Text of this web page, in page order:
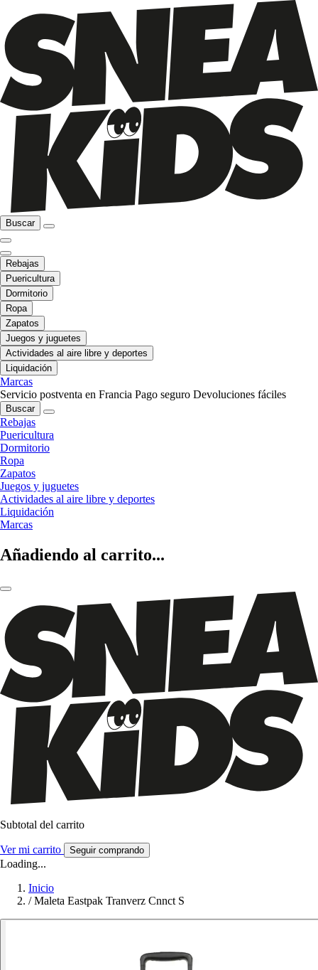
Buscar
Rebajas
Puericultura
Dormitorio
Ropa
Zapatos
Juegos y juguetes
Actividades al aire libre y deportes
Liquidación
Marcas
Servicio postventa en Francia Pago seguro Devoluciones fáciles
Buscar
Rebajas
Puericultura
Dormitorio
Ropa
Zapatos
Juegos y juguetes
Actividades al aire libre y deportes
Liquidación
Marcas
Añadiendo al carrito...
Subtotal del carrito
Ver mi carrito Seguir comprando
Loading...
Inicio
/ Maleta Eastpak Tranverz Cnnct S